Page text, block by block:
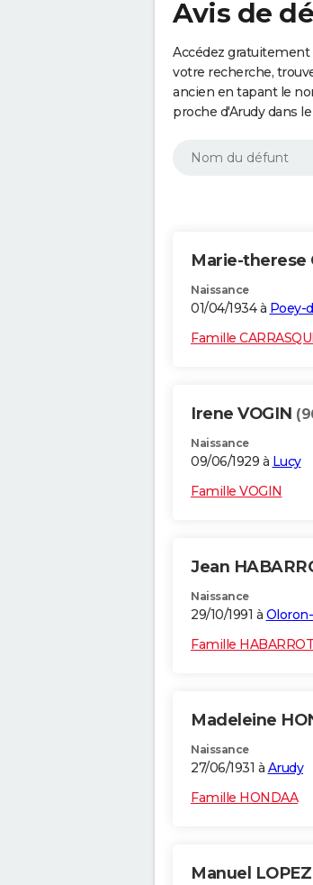
Avis de
Accédez gratuitement
votre recherche,
ancien en tapant le
proche d'Arudy dans
Marie-therese
Naissance
01/04/1934 à Poey-
Famille
Irene VOGIN
Naissance
09/06/1929 à Lucy
Famille VOGIN
Jean
Naissance
29/10/1991 à
Famille HABARROT
Madeleine
Naissance
27/06/1931 à Arudy
Famille HONDAA
Manuel